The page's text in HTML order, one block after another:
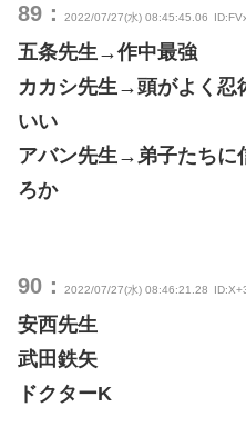
89： 2022/07/27(水) 08:45:45.06
五条先生→作中最強
カカシ先生→頭がよく忍
いい
アバン先生→弟子たちに
ろか
90： 2022/07/27(水) 08:46:21.28
安西先生
武田鉄矢
ドクターK